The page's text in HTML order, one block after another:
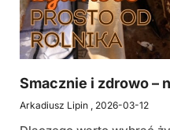
Smacznie i zdrowo –
Arkadiusz Lipin 2026-03-12